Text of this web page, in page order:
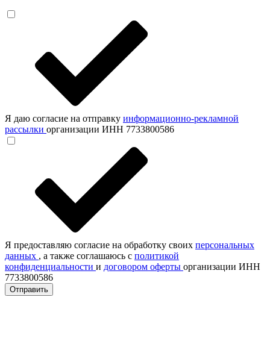
Я даю согласие на отправку информационно-рекламной
рассылки организации ИНН 7733800586
Я предоставляю согласие на обработку своих персональных
данных , а также соглашаюсь с политикой
конфиденциальности и договором оферты организации ИНН
7733800586
Отправить